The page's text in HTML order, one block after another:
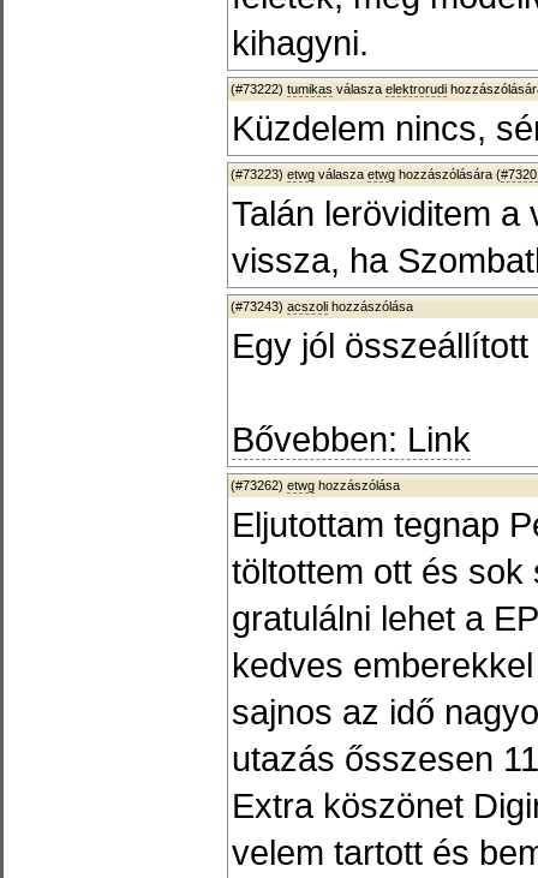
kihagyni.
(#73222) tumikas válasza elektrorudi
Küzdelem nincs,
(#73223) etwg válasza etwg hozzászólására (
Talán leröviditem a
vissza, ha
(#73243) acszoli hozzászólása
Egy jól
Bővebben: Link
(#73262) etwg hozzászólása
Eljutottam tegnap
töltottem ott és sok
gratulálni lehet a
kedves
sajnos az idő
utazás ősszesen
Extra köszönet
velem tartott és